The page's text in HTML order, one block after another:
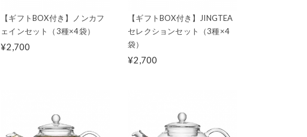
【ギフトBOX付き】ノンカフ
ェインセット（3種×4袋）
¥2,700
【ギフトBOX付き】JINGTEA
セレクションセット（3種×4
袋）
¥2,700